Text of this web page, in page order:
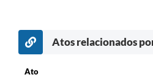
Atos relacionados
Ato